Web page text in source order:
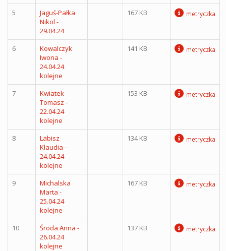
5
Jaguś-Pałka
Nikol -
29.04.24
167 KB metryczka
6
Kowalczyk
Iwona -
24.04.24
kolejne
141 KB metryczka
7
Kwiatek
Tomasz -
22.04.24
kolejne
153 KB metryczka
8
Labisz
Klaudia -
24.04.24
kolejne
134 KB metryczka
9
Michalska
Marta -
25.04.24
kolejne
167 KB metryczka
10
Środa Anna -
26.04.24
kolejne
137 KB metryczka